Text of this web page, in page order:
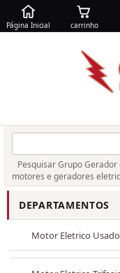
Página Inicial carrinho
Pesquisar Grupo
motores e geradores
DEPARTAMENTOS
Motor Eletrico Usado